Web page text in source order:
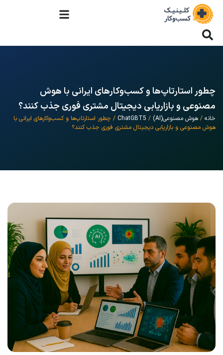
چطور استارتاپ‌ها و کسب‌وکارهای ایرانی با هوش
مصنوعی و بازاریابی دیجیتال مشتری فوری جذب کنند؟
خانه / هوش مصنوعی(AI) /
ChatGBT5 / چطور استارتاپ‌ها و کسب‌وکارهای ایرانی با
هوش مصنوعی و بازاریابی دیجیتال مشتری فوری جذب کنند؟